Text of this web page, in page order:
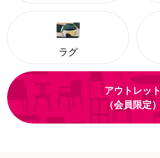
ラグ
アウトレット
（会員限定）